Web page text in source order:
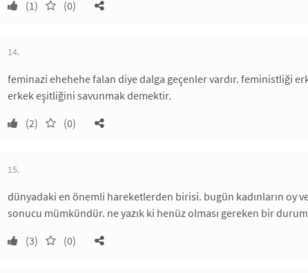
(1)
(0)
14.
feminazi ehehehe falan diye dalga geçenler vardır. feministliği
erkek eşitliğini savunmak demektir.
(2)
(0)
15.
dünyadaki en önemli hareketlerden birisi. bugün kadınların oy
sonucu mümkündür. ne yazık ki henüz olması gereken bir
(3)
(0)